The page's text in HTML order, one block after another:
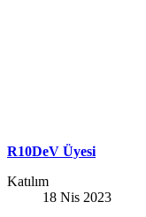
R10DeV Üyesi
Katılım
18 Nis 2023